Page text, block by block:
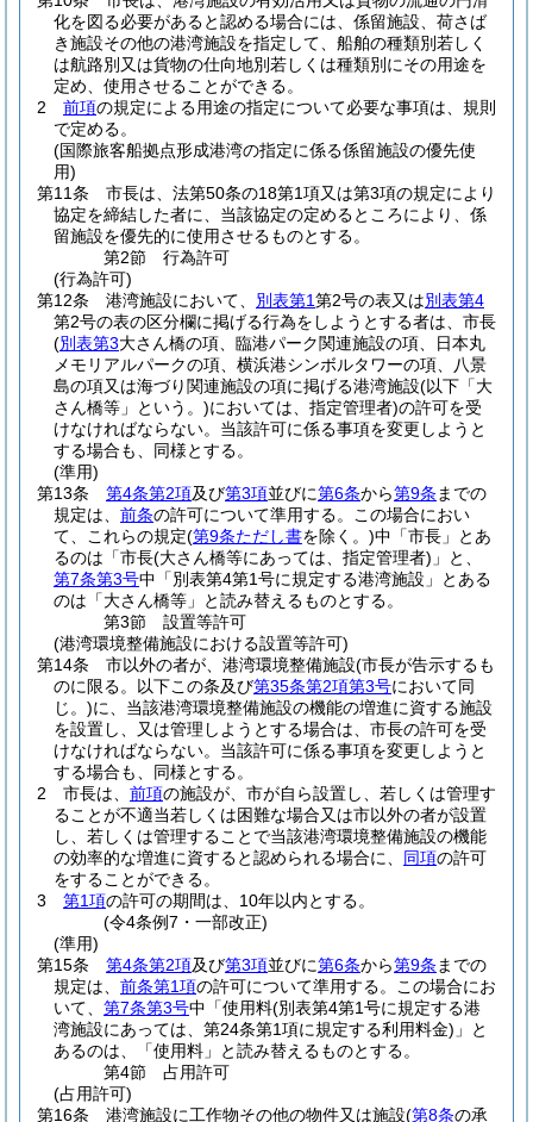
化を図る必要があると認める場合には、係留施設、荷さば
き施設その他の港湾施設を指定して、船舶の種類別若しく
は航路別又は貨物の仕向地別若しくは種類別にその用途を
定め、使用させることができる。
2
前項の規定による用途の指定について必要な事項は、規則
で定める。
(国際旅客船拠点形成港湾の指定に係る係留施設の優先使
用)
第11条
市長は、法第50条の18第1項又は第3項の規定により
協定を締結した者に、当該協定の定めるところにより、係
留施設を優先的に使用させるものとする。
第2節
行為許可
(行為許可)
第12条
港湾施設において、 別表第1第2号の表又は別表第4
第2号の表の区分欄に掲げる行為をしようとする者は、市長
(別表第3大さん橋の項、臨港パーク関連施設の項、日本丸
メモリアルパークの項、横浜港シンボルタワーの項、八景
島の項又は海づり関連施設の項に掲げる港湾施設(以下「大
さん橋等」という。)においては、指定管理者)の許可を受
けなければならない。 当該許可に係る事項を変更しようと
する場合も、同様とする。
(準用)
第13条
第4条第2項及び第3項並びに第6条から第9条 までの
規定は、 前条の許可について準用する。
この場合におい
て、これらの規定(第9条ただし書を除く。)中「市長」とあ
るのは「市長(大さん橋等にあっては、指定管理者) 」と、
第7条第3号中「別表第4第1号に規定する港湾施設」とある
のは「大さん橋等」と読み替えるものとする。
第3節
設置等許可
(港湾環境整備施設における設置等許可)
第14条
市以外の者が、港湾環境整備施設(市長が告示するも
のに限る。以下この条及び第35条第2項第3号において同
じ。)に、当該港湾環境整備施設の機能の増進に資する施設
を設置し、又は管理しようとする場合は、市長の許可を受
けなければならない。 当該許可に係る事項を変更しようと
する場合も、同様とする。
2
市長は、 前項の施設が、市が自ら設置し、若しくは管理す
ることが不適当若しくは困難な場合又は市以外の者が設置
し、若しくは管理することで当該港湾環境整備施設の機能
の効率的な増進に資すると認められる場合に、 同項の許可
をすることができる。
3
第1項の許可の期間は、10年以内とする。
(令4条例7・一部改正)
(準用)
第15条
第4条第2項及び第3項並びに第6条から第9条 までの
規定は、 前条第1項の許可について準用する。
この場合にお
いて、 第7条第3号中「使用料(別表第4第1号に規定する港
湾施設にあっては、第24条第1項に規定する利用料金) 」と
あるのは、「使用料」と読み替えるものとする。
第4節
占用許可
(占用許可)
第16条
港湾施設に工作物その他の物件又は施設(第8条の承